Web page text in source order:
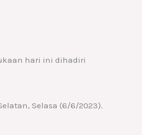
hari ini dihadiri
Selasa (6/6/2023).